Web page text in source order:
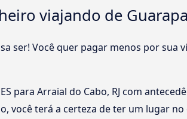
viajando de
ser! Você quer pagar menos por sua
para Arraial do Cabo, RJ com
você terá a certeza de ter um lugar no